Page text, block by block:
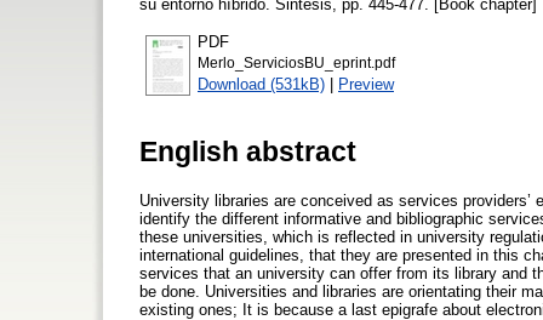
su entorno híbrido. Sintesis, pp. 445-477. [Book chapter]
PDF
Merlo_ServiciosBU_eprint.pdf
Download (531kB) | Preview
English abstract
University libraries are conceived as services
identify the different informative and bibliographic
these universities, which is reflected in university
international guidelines, that they are presented in this
services that an university can offer from its library and
be done. Universities and libraries are orientating their
existing ones; It is because a last epigrafe about